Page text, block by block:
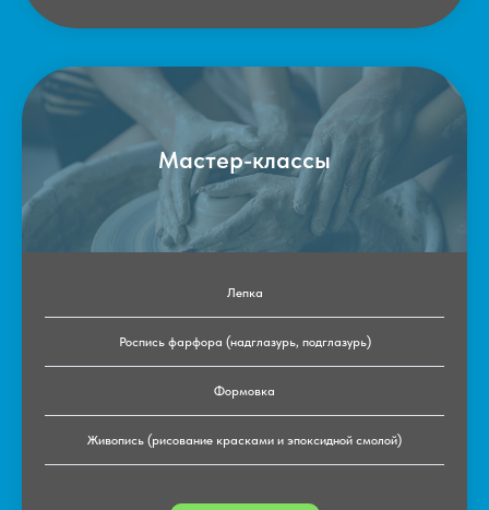
Мастер-классы
Лепка
Роспись фарфора (надглазурь, подглазурь)
Формовка
Живопись (рисование красками и эпоксидной смолой)